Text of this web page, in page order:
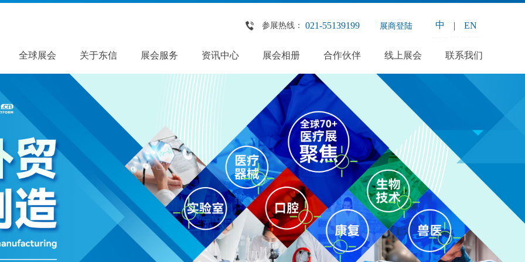
参展热线： 021-55139199 展商登陆 中 | EN
全球展会 关于东信 展会服务 资讯中心 展会相册 合作伙伴 线上展会 联系我们